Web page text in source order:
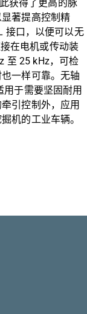
获得了更高的脉
著提高控制精
接口，以便可以无
在电机或传动装
至 25 kHz，可检
一样可靠。无轴
于需要坚固耐用
引控制外，应用
机的工业车辆。